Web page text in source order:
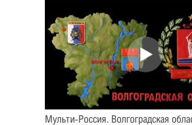
Мульти-Россия. Волгоградская